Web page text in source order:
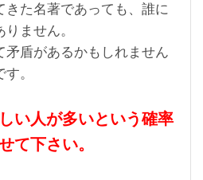
きた名著であっても、誰に
ません。
矛盾があるかもしれません
。
い人が多いという確率
て下さい。